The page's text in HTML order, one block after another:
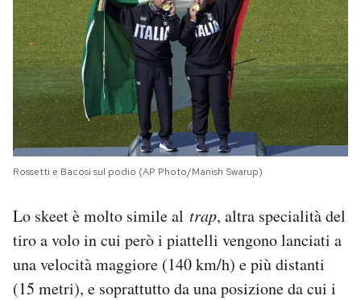
Rossetti e Bacosi sul podio (AP Photo/Manish Swarup)
Lo skeet è molto simile al trap, altra specialità del
tiro a volo in cui però i piattelli vengono lanciati a
una velocità maggiore (140 km/h) e più distanti
(15 metri), e soprattutto da una posizione da cui i